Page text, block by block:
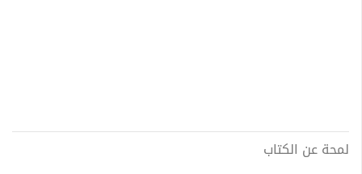
لمحة عن الكتاب